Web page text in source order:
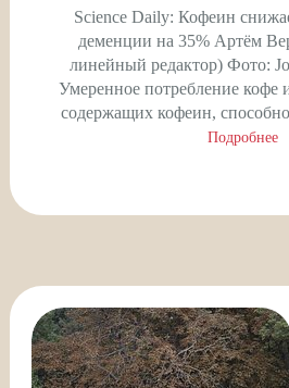
Science Daily: Кофеин
деменции на 35% Артём
линейный редактор) Фото:
Умеренное потребление кофе
содержащих кофеин,
Подробнее